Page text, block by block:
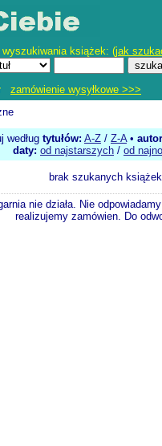
wyszukiwania książek: (jak
zamówienie wysyłkowe >>>
według tytułów: A-Z / Z-A•
daty: od najstarszych / od
brak szukanych książek
nie działa. Nie
realizujemy zamówien. Do